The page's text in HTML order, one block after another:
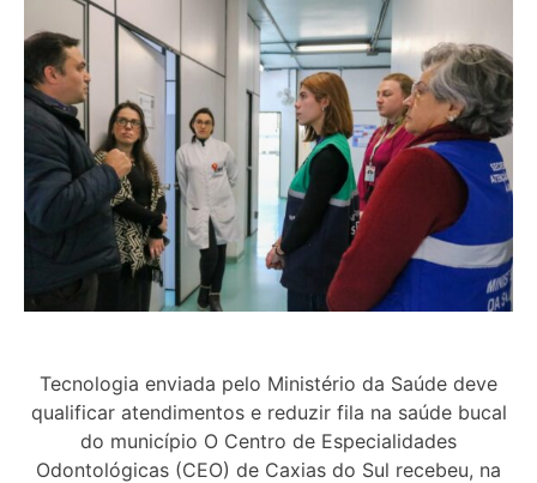
Tecnologia enviada pelo Ministério da Saúde deve
qualificar atendimentos e reduzir fila na saúde bucal
do município O Centro de Especialidades
Odontológicas (CEO) de Caxias do Sul recebeu, na